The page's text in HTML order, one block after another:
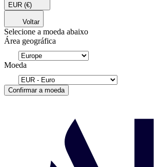
EUR (€)
Voltar
Selecione a moeda abaixo
Área geográfica
Moeda
Confirmar a moeda